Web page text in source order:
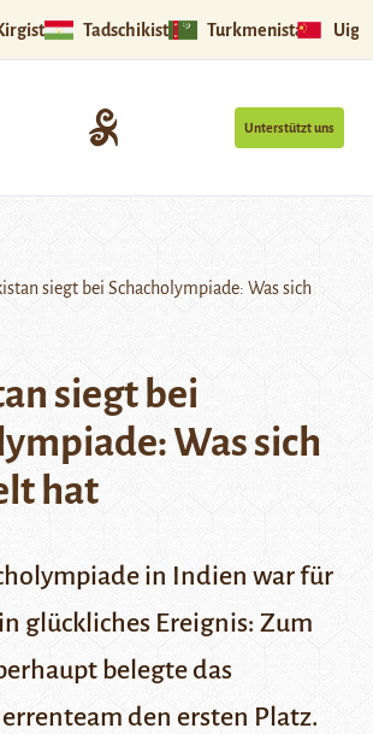
Tadschikistan Turkmenistan
Unterstützt uns
siegt bei Schacholympiade: Was sich
siegt bei
Was sich
hat
in Indien war für
glückliches Ereignis: Zum
belegte das
den ersten Platz.